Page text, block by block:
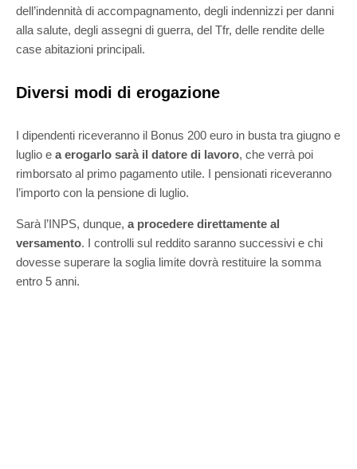
dell’indennità di accompagnamento, degli indennizzi per danni
alla salute, degli assegni di guerra, del Tfr, delle rendite delle
case abitazioni principali.
Diversi modi di erogazione
I dipendenti riceveranno il Bonus 200 euro in busta tra giugno e
luglio e a erogarlo sarà il datore di lavoro, che verrà poi
rimborsato al primo pagamento utile. I pensionati riceveranno
l’importo con la pensione di luglio.
Sarà l’INPS, dunque, a procedere direttamente al
versamento. I controlli sul reddito saranno successivi e chi
dovesse superare la soglia limite dovrà restituire la somma
entro 5 anni.